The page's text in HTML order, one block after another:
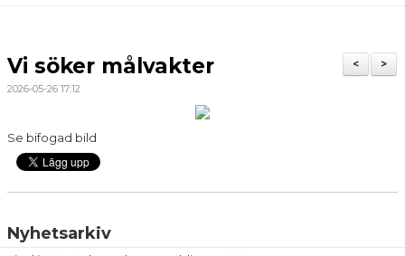
KONTAKT
>
<
Vi söker målvakter
2026-05-26 17:12
Se bifogad bild
Nyhetsarkiv